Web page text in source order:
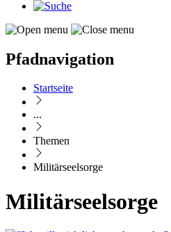
Pfadnavigation
Startseite
...
Themen
Militärseelsorge
Militärseelsorge